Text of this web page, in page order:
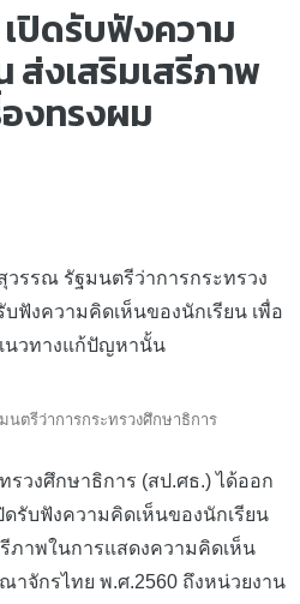
ปิดรับฟังความ
ส่งเสริมเสรีภาพ
งทรงผม
ณ รัฐมนตรีว่าการกระทรวง
บฟังความคิดเห็นของนักเรียน เพื่อ
นวทางแก้ปัญหานั้น
ตรีว่าการกระทรวงศึกษาธิการ
งศึกษาธิการ (สป.ศธ.) ได้ออก
ดรับฟังความคิดเห็นของนักเรียน
ภาพในการแสดงความคิดเห็น
จักรไทย พ.ศ.2560 ถึงหน่วยงาน